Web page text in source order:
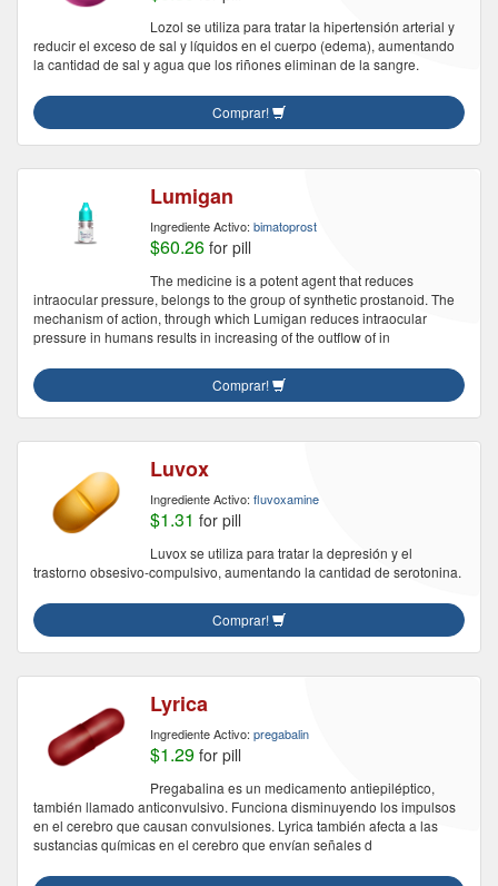
Lozol se utiliza para tratar la hipertensión arterial y
reducir el exceso de sal y líquidos en el cuerpo (edema), aumentando
la cantidad de sal y agua que los riñones eliminan de la sangre.
Comprar!
Lumigan
Ingrediente Activo: bimatoprost
$60.26 for pill
The medicine is a potent agent that reduces
intraocular pressure, belongs to the group of synthetic prostanoid. The
mechanism of action, through which Lumigan reduces intraocular
pressure in humans results in increasing of the outflow of in
Comprar!
Luvox
Ingrediente Activo: fluvoxamine
$1.31 for pill
Luvox se utiliza para tratar la depresión y el
trastorno obsesivo-compulsivo, aumentando la cantidad de serotonina.
Comprar!
Lyrica
Ingrediente Activo: pregabalin
$1.29 for pill
Pregabalina es un medicamento antiepiléptico,
también llamado anticonvulsivo. Funciona disminuyendo los impulsos
en el cerebro que causan convulsiones. Lyrica también afecta a las
sustancias químicas en el cerebro que envían señales d